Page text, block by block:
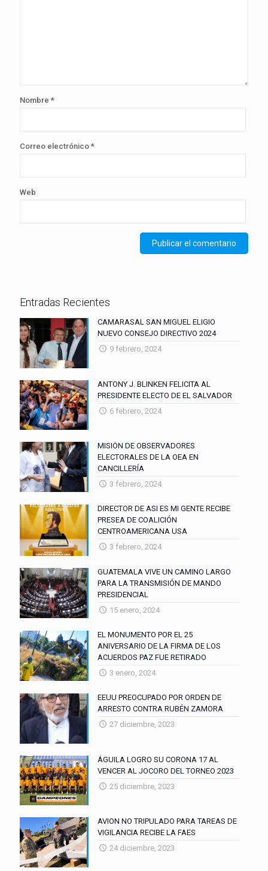
Nombre *
Correo electrónico *
Web
Entradas Recientes
CAMARASAL SAN MIGUEL ELIGIO
NUEVO CONSEJO DIRECTIVO 2024
9 febrero, 2024
ANTONY J. BLINKEN FELICITA AL
PRESIDENTE ELECTO DE EL SALVADOR
6 febrero, 2024
MISIÓN DE OBSERVADORES
ELECTORALES DE LA OEA EN
CANCILLERÍA
3 febrero, 2024
DIRECTOR DE ASI ES MI GENTE RECIBE
PRESEA DE COALICIÓN
CENTROAMERICANA USA
3 febrero, 2024
GUATEMALA VIVE UN CAMINO LARGO
PARA LA TRANSMISIÓN DE MANDO
PRESIDENCIAL
15 enero, 2024
EL MONUMENTO POR EL 25
ANIVERSARIO DE LA FIRMA DE LOS
ACUERDOS PAZ FUE RETIRADO
3 enero, 2024
EEUU PREOCUPADO POR ORDEN DE
ARRESTO CONTRA RUBÉN ZAMORA
27 diciembre, 2023
ÁGUILA LOGRO SU CORONA 17 AL
VENCER AL JOCORO DEL TORNEO 2023
25 diciembre, 2023
AVION NO TRIPULADO PARA TAREAS DE
VIGILANCIA RECIBE LA FAES
24 diciembre, 2023